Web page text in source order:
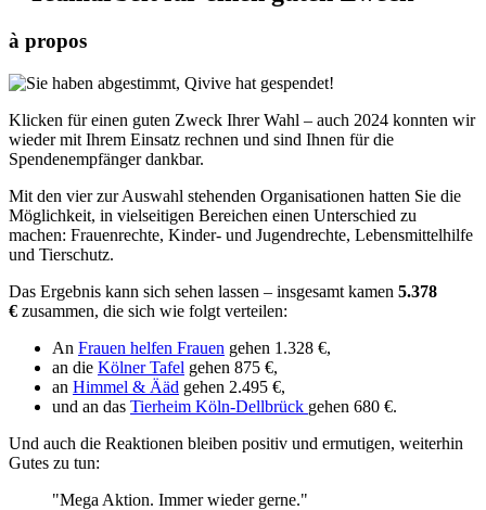
à propos
Klicken für einen guten Zweck Ihrer Wahl – auch 2024 konnten wir
wieder mit Ihrem Einsatz rechnen und sind Ihnen für die
Spendenempfänger dankbar.
Mit den vier zur Auswahl stehenden Organisationen hatten Sie die
Möglichkeit, in vielseitigen Bereichen einen Unterschied zu
machen: Frauenrechte, Kinder- und Jugendrechte, Lebensmittelhilfe
und Tierschutz.
Das Ergebnis kann sich sehen lassen – insgesamt kamen 5.378
€ zusammen, die sich wie folgt verteilen:
An Frauen helfen Frauen gehen 1.328 €,
an die Kölner Tafel gehen 875 €,
an Himmel & Ääd gehen 2.495 €,
und an das Tierheim Köln-Dellbrück gehen 680 €.
Und auch die Reaktionen bleiben positiv und ermutigen, weiterhin
Gutes zu tun:
"Mega Aktion. Immer wieder gerne."